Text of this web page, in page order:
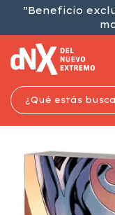
"Beneficio